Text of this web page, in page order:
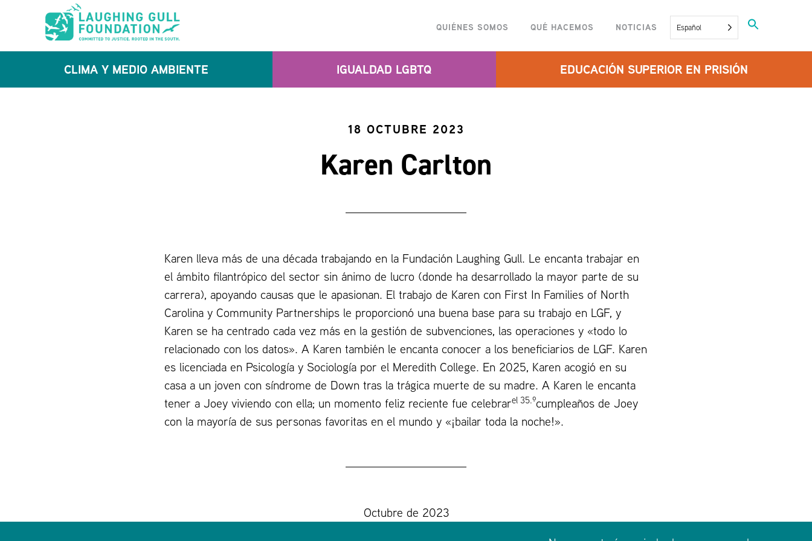
contenido
pie
página
QUIÉNES SOMOS QUÉ HACEMOS NOTICIAS Español
CLIMA Y MEDIO AMBIENTE IGUALDAD LGBTQ EDUCACIÓN SUPERIOR EN PRISIÓN
18 OCTUBRE 2023
Karen Carlton
Karen lleva más de una década trabajando en la Fundación Laughing Gull. Le encanta trabajar en
el ámbito filantrópico del sector sin ánimo de lucro (donde ha desarrollado la mayor parte de su
carrera), apoyando causas que le apasionan. El trabajo de Karen con First In Families of North
Carolina y Community Partnerships le proporcionó una buena base para su trabajo en LGF, y
Karen se ha centrado cada vez más en la gestión de subvenciones, las operaciones y «todo lo
relacionado con los datos». A Karen también le encanta conocer a los beneficiarios de LGF. Karen
es licenciada en Psicología y Sociología por el Meredith College. En 2025, Karen acogió en su
casa a un joven con síndrome de Down tras la trágica muerte de su madre. A Karen le encanta
tener a Joey viviendo con ella; un momento feliz reciente fue celebrarel 35.ºcumpleaños de Joey
con la mayoría de sus personas favoritas en el mundo y «¡bailar toda la noche!».
Octubre de 2023